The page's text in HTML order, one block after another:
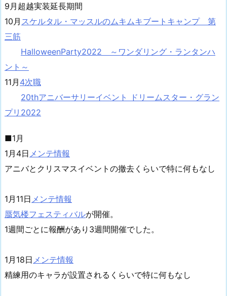
9月超越実装延長期間
10月 スケルタル・マッスルのムキムキブートキャンプ 第
三筋
HalloweenParty2022 ～ワンダリング・ランタンハ
ント～
11月 4次職
20thアニバーサリーイベント ドリームスター・グラン
プリ2022
■1月
1月4日 メンテ情報
アニバとクリスマスイベントの撤去くらいで特に何もなし
1月11日 メンテ情報
蜃気楼フェスティバルが開催。
1週間ごとに報酬があり3週間開催でした。
1月18日 メンテ情報
精練用のキャラが設置されるくらいで特に何もなし